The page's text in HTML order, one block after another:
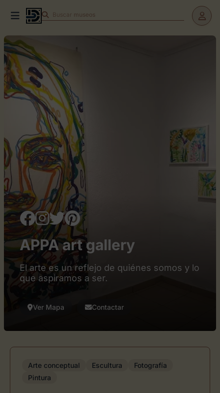
Buscar
APPA art gallery
El arte es un reflejo de quiénes somos y lo
que aspiramos a ser.
Ver Mapa Contactar
Arte conceptual Escultura
Fotografía
Pintura